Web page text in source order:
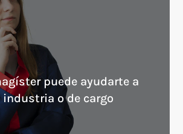
puede ayudarte a
o de cargo